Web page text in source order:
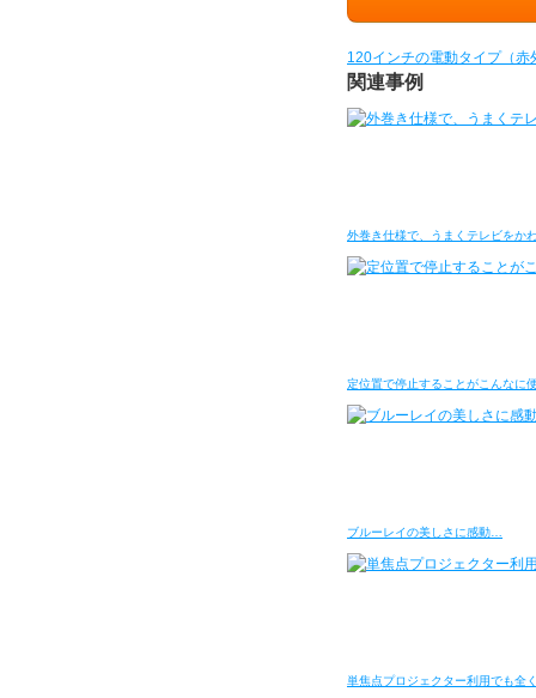
120インチの電動タイプ（
関連事例
外巻き仕様で、うまくテレビをか
定位置で停止することがこんなに
ブルーレイの美しさに感動…
単焦点プロジェクター利用でも全